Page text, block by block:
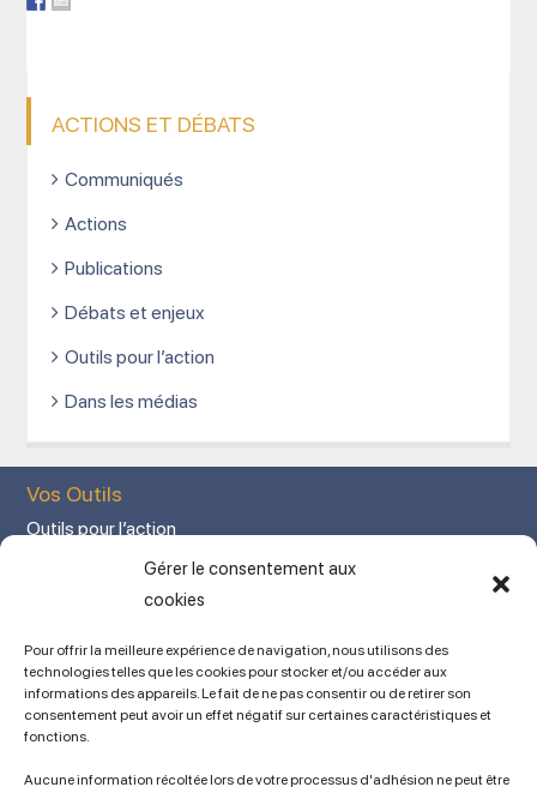
Gérer le consentement aux
cookies
Pour offrir la meilleure expérience de navigation, nous utilisons des
technologies telles que les cookies pour stocker et/ou accéder aux
informations des appareils. Le fait de ne pas consentir ou de retirer son
consentement peut avoir un effet négatif sur certaines caractéristiques et
fonctions.
Aucune information récoltée lors de votre processus d'adhésion ne peut être
ACTIONS ET DÉBATS
Communiqués
Actions
Publications
Débats et enjeux
Outils pour l’action
Dans les médias
Vos Outils
Outils pour l’action
Votre espace adhérent
Mon Compte adhérent
L’association
Mentions légales
Contact
Ancien site